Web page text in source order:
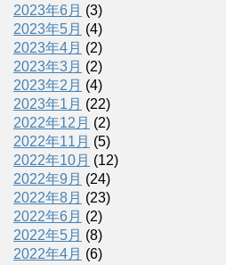
2023年6月 (3)
2023年5月 (4)
2023年4月 (2)
2023年3月 (2)
2023年2月 (4)
2023年1月 (22)
2022年12月 (2)
2022年11月 (5)
2022年10月 (12)
2022年9月 (24)
2022年8月 (23)
2022年6月 (2)
2022年5月 (8)
2022年4月 (6)